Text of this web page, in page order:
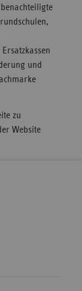
und
zu
Website